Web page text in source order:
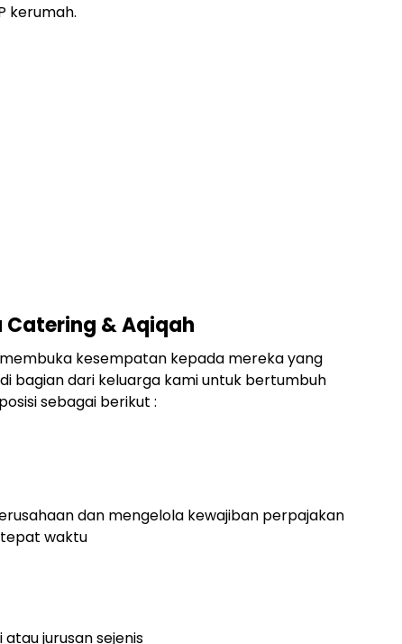
kerumah.
Catering & Aqiqah
kesempatan kepada mereka yang
bagian dari keluarga kami untuk bertumbuh
sebagai berikut :
dan mengelola kewajiban perpajakan
waktu
atau jurusan sejenis